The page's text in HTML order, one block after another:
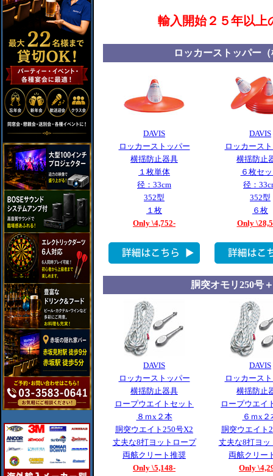
輸入開始２５年以上
ロッカーストッパー
DAVIS
ロッカーストッパー
横揺防止器具
１枚単体
径：33cm
352型
１枚
Only \4,752-
DAVIS
ロッカース
横揺防止
６枚セ
径：
352型
６枚
Only
胴突オモリ250号
DAVIS
ロッカーストッパー
横揺防止器具
ロープウエイトセット
８ｍx２本
胴突ウエイト250号X2
丈夫な8打ヨットロープ
両舷クリート推奨
Only \5,148-
DAVIS
ロッカース
横揺防止
ロープウエイ
６ｍx２
胴突ウエイト
丈夫な8打ヨッ
両舷クリー
Only